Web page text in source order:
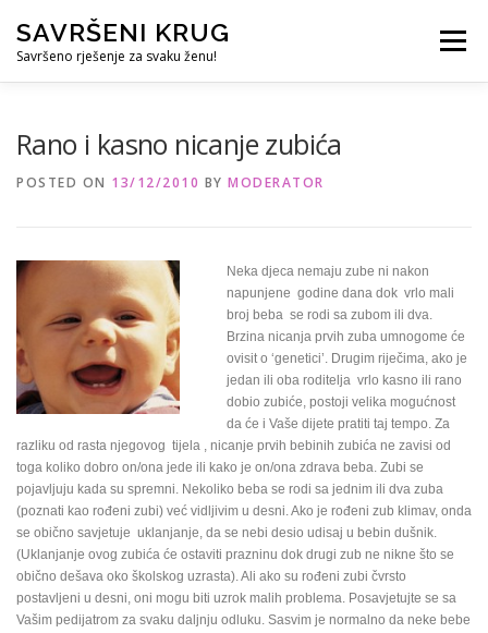
content
SAVRŠENI KRUG
Savršeno rješenje za svaku ženu!
Menu
Rano i kasno nicanje zubića
POSTED ON 13/12/2010 BY MODERATOR
Neka djeca nemaju zube ni nakon
napunjene godine dana dok vrlo mali
broj beba se rodi sa zubom ili dva.
Brzina nicanja prvih zuba umnogome će
ovisit o ‘genetici’. Drugim riječima, ako je
jedan ili oba roditelja vrlo kasno ili rano
dobio zubiće, postoji velika mogućnost
da će i Vaše dijete pratiti taj tempo. Za
razliku od rasta njegovog tijela , nicanje prvih bebinih zubića ne zavisi od
toga koliko dobro on/ona jede ili kako je on/ona zdrava beba. Zubi se
pojavljuju kada su spremni. Nekoliko beba se rodi sa jednim ili dva zuba
(poznati kao rođeni zubi) već vidljivim u desni. Ako je rođeni zub klimav, onda
se obično savjetuje uklanjanje, da se nebi desio udisaj u bebin dušnik.
(Uklanjanje ovog zubića će ostaviti prazninu dok drugi zub ne nikne što se
obično dešava oko školskog uzrasta). Ali ako su rođeni zubi čvrsto
postavljeni u desni, oni mogu biti uzrok malih problema. Posavjetujte se sa
Vašim pedijatrom za svaku daljnju odluku. Sasvim je normalno da neke bebe